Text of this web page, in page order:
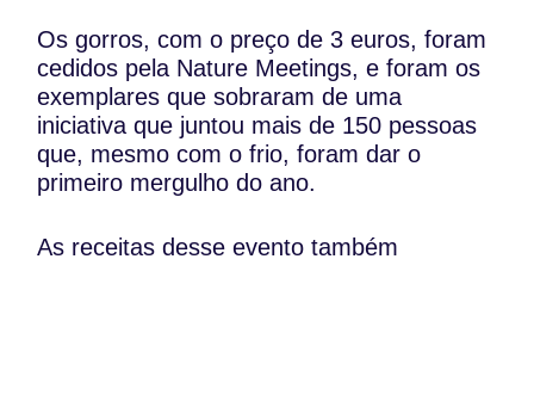
Os gorros, com o preço de 3 euros, foram
cedidos pela Nature Meetings, e foram os
exemplares que sobraram de uma
iniciativa que juntou mais de 150 pessoas
que, mesmo com o frio, foram dar o
primeiro mergulho do ano.
As receitas desse evento também